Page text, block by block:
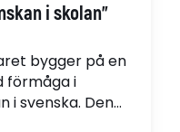
i skolan"
bygger på en
förmåga i
i svenska. Den